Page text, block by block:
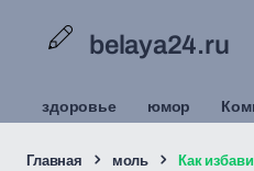
belaya24.ru
здоровье юмор
Главная моль Как